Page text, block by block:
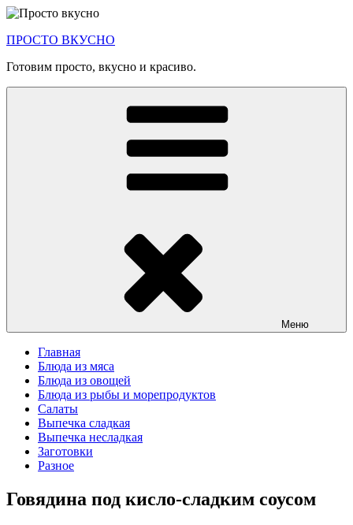
Перейти
содержимому
ПРОСТО ВКУСНО
Готовим просто, вкусно и красиво.
Меню
Главная
Блюда из мяса
Блюда из овощей
Блюда из рыбы и морепродуктов
Салаты
Выпечка сладкая
Выпечка несладкая
Заготовки
Разное
Говядина под кисло-сладким соусом